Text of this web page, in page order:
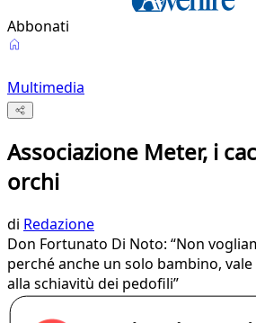
Abbonati
Multimedia
Associazione Meter, i
orchi
di Redazione
Don Fortunato Di Noto: “Non
perché anche un solo bambino,
alla schiavitù dei pedofili”